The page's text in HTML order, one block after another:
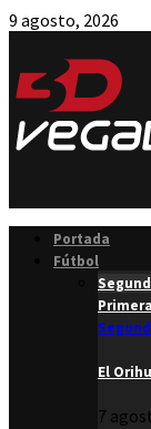
9 agosto, 2026
Portada
Fútbol
El
7